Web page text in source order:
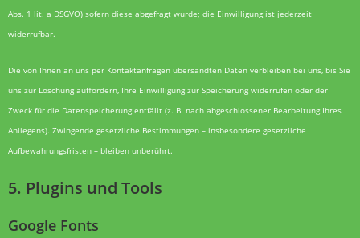
Abs. 1 lit. a DSGVO) sofern diese abgefragt wurde; die Einwilligung ist jederzeit
widerrufbar.
Die von Ihnen an uns per Kontaktanfragen übersandten Daten verbleiben bei uns, bis Sie
uns zur Löschung auffordern, Ihre Einwilligung zur Speicherung widerrufen oder der
Zweck für die Datenspeicherung entfällt (z. B. nach abgeschlossener Bearbeitung Ihres
Anliegens). Zwingende gesetzliche Bestimmungen – insbesondere gesetzliche
Aufbewahrungsfristen – bleiben unberührt.
5. Plugins und Tools
Google Fonts